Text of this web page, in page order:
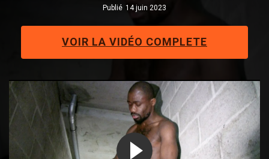
Publié 14 juin 2023
VOIR LA VIDÉO COMPLETE